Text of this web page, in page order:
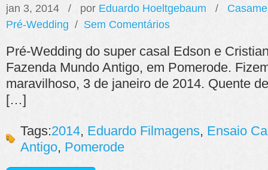
jan 3, 2014 / por Eduardo Hoeltgebaum /
Pré-Wedding / Sem Comentários
Pré-Wedding do super casal Edson e
Fazenda Mundo Antigo, em Pomerode.
maravilhoso, 3 de janeiro de 2014. Quente
[…]
Tags:2014, Eduardo Filmagens, Ensaio
Antigo, Pomerode